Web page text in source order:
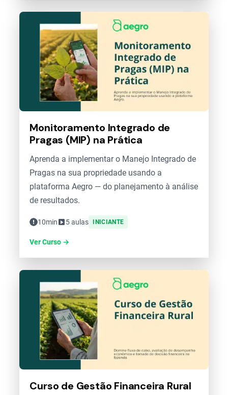
Monitoramento Integrado de
Pragas (MIP) na Prática
Aprenda a implementar o Manejo Integrado de
Pragas na sua propriedade usando a
plataforma Aegro — do planejamento à análise
de resultados.
10min 5 aulas INICIANTE
Ver Curso →
Curso de Gestão Financeira Rural